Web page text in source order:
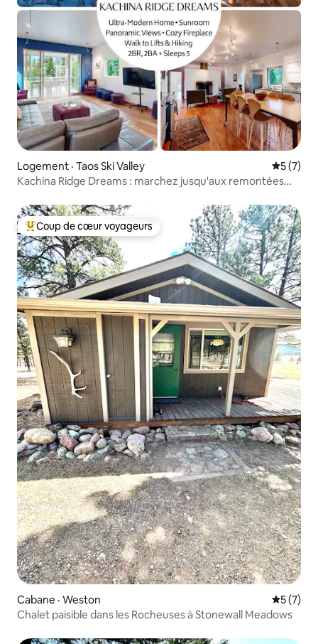
Logement · Taos Ski Valley Note
5 (7)
Kachina Ridge Dreams : marchez jusqu'aux remontées
Coup de cœur voyageurs parmi les plus aimés
Coup de cœur voyageurs
Cabane · Weston Note
5 (7)
Chalet paisible dans les Rocheuses à Stonewall Meadows